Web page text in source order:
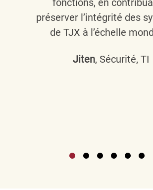
préserver l’intégrité des
de TJX à l’échelle
Jiten, Sécurité, TI